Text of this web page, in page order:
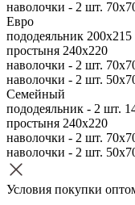
наволочки - 2 шт.
Евро
пододеяльник
простыня 240х220
наволочки - 2 шт.
наволочки - 2 шт.
Семейный
пододеяльник - 2 шт.
простыня 240х220
наволочки - 2 шт.
наволочки - 2 шт.
Условия покупки